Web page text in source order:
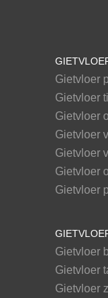
Gietvloer
Gietvloer
Gietvloer
Gietvloer
Gietvloer
Gietvloer
Gietvloer
Gietvloer
Gietvloer
Gietvloer